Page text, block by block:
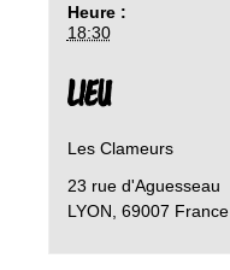
Heure :
18:30
LIEU
Les Clameurs
23 rue d'Aguesseau
LYON 69007 France